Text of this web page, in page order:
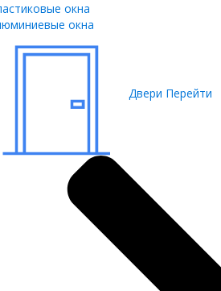
окна
окна
Двери Перейти